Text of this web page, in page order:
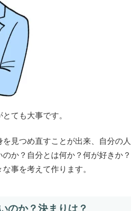
ても大事です。
見つめ直すことが出来、自分の人
か？自分とは何か？何が好きか？
事を考えて作ります。
のか？決まりは？